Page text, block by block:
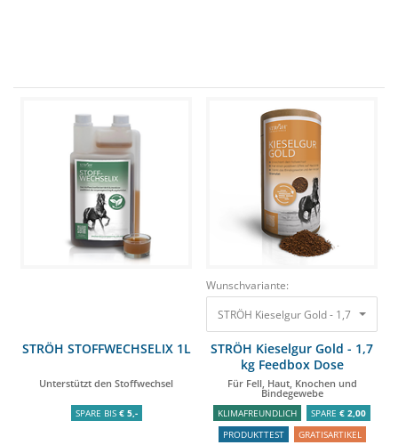
STRÖH STOFFWECHSELIX 1L
Unterstützt den Stoffwechsel
SPARE BIS € 5,-
Wunschvariante:
STRÖH Kieselgur Gold - 1,7 kg
STRÖH Kieselgur Gold - 1,7
kg Feedbox Dose
Für Fell, Haut, Knochen und
Bindegewebe
KLIMAFREUNDLICH SPARE € 2,00
PRODUKTTEST
GRATISARTIKEL